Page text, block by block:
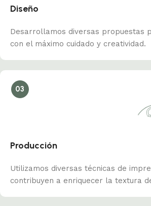
Diseño
Desarrollamos diversas propuestas
con el máximo cuidado y creatividad.
03
Producción
Utilizamos diversas técnicas de
contribuyen a enriquecer la textura